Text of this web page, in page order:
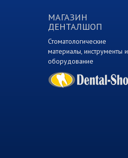
МАГАЗИН
ДЕНТАЛШОП
Стоматологические
материалы, инструменты и
оборудование